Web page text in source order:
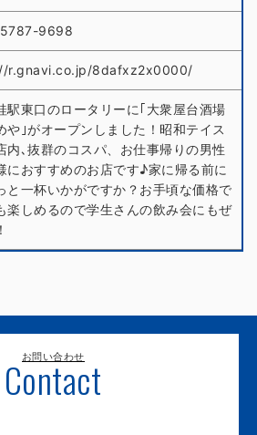
9698
r.gnavi.co.jp/8dafxz2x0000/
駅東口のロータリーに｢大衆屋台酒場
や｣がオープンしました！昭和テイス
内､抜群のコスパ、お仕事帰りの男性
におすすめのお店です♪家に帰る前に
と一杯いかがですか？お手頃な価格で
楽しめるので学生さんの飲み会にもぜ
お問い合わせ
Contact